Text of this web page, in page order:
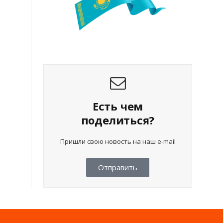
Есть чем
поделиться?
Пришли свою новость на наш e-mail
Отправить